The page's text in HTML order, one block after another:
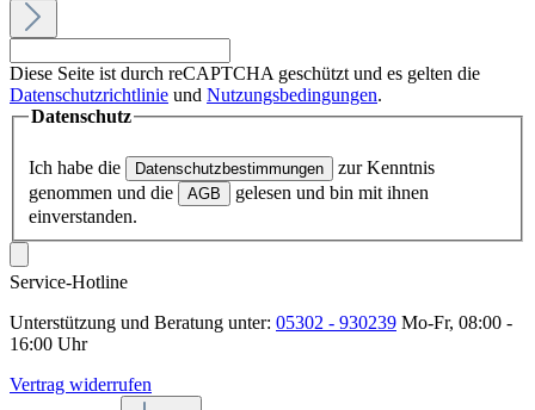
Diese Seite ist durch reCAPTCHA geschützt und es gelten die
Datenschutzrichtlinie und Nutzungsbedingungen.
Datenschutz
Ich habe die Datenschutzbestimmungen
zur Kenntnis
genommen und die
AGB
gelesen und bin mit ihnen
einverstanden.
Service-Hotline
Unterstützung und Beratung unter: 05302 - 930239 Mo-Fr, 08:00 -
16:00 Uhr
Vertrag widerrufen